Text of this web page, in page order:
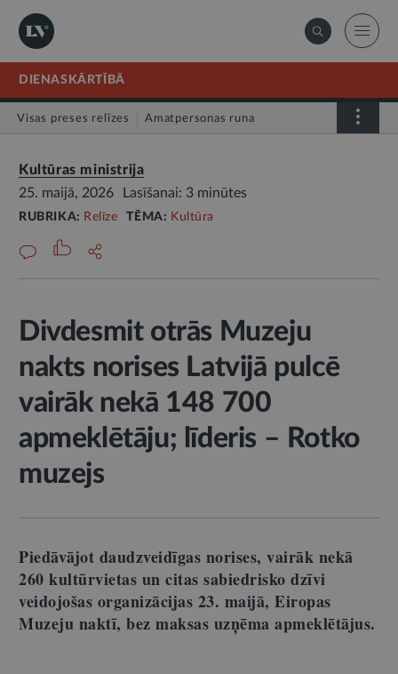
DIENASKĀRTĪBĀ
Visas preses relīzes Amatpersonas runa
Kultūras ministrija
25. maijā, 2026
Lasīšanai: 3 minūtes
RUBRIKA: Relīze TĒMA: Kultūra
Divdesmit otrās Muzeju
nakts norises Latvijā pulcē
vairāk nekā 148 700
apmeklētāju; līderis – Rotko
muzejs
Piedāvājot daudzveidīgas norises, vairāk nekā
260 kultūrvietas un citas sabiedrisko dzīvi
veidojošas organizācijas 23. maijā, Eiropas
Muzeju naktī, bez maksas uzņēma apmeklētājus.